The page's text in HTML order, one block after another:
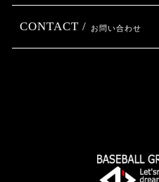
CONTACT / お問い合わせ